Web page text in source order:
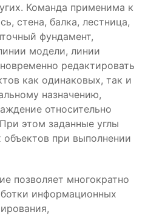
Команда применима к
стена, балка, лестница,
фундамент,
модели, линии
редактировать
как одинаковых, так и
назначению,
относительно
этом заданные углы
при выполнении
позволяет многократно
информационных